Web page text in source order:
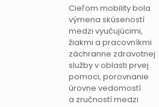
Cieľom mobility bola
výmena skúseností
medzi vyučujúcimi,
žiakmi a pracovníkmi
záchranne zdravotnej
služby v oblasti prvej
pomoci, porovnanie
úrovne vedomostí
a zručností medzi